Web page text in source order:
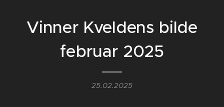
Vinner Kveldens bilde
februar 2025
25.02.2025